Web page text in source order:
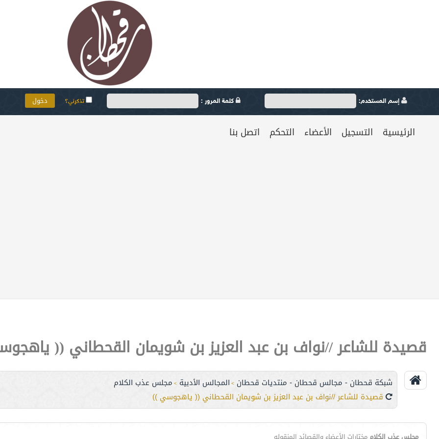
إسم المستخدم: كلمة المرور : تذكرني؟
الرئيسية التسجيل الأعضاء التحكم اتصل بنا
قصيدة للشاعر //نواف بن عبد العزيز بن شويمان القحطاني ((
شبكة قحطان - مجالس قحطان - منتديات قحطان > المجالس الأدبية > مجلس عذب الكلام
قصيدة للشاعر //نواف بن عبد العزيز بن شويمان القحطاني (( ياهجوسي ))